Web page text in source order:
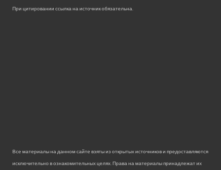
При цитировании ссылка на источник обязательна.
Все материалы на данном сайте взяты из открытых источников и предоставляются
исключительно в ознакомительных целях. Права на материалы принадлежат их